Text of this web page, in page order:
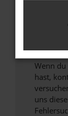
führen,
Wenn
hast,
uns